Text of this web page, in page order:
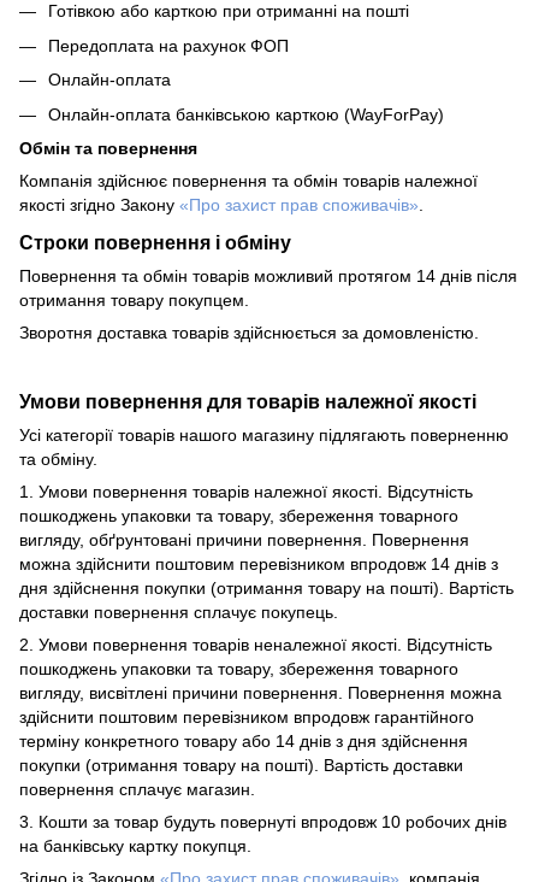
Готівкою або карткою при отриманні на пошті
Передоплата на рахунок ФОП
Онлайн-оплата
Онлайн-оплата банківською карткою (WayForPay)
Обмін та повернення
Компанія здійснює повернення та обмін товарів належної
якості згідно Закону «Про захист прав споживачів»
Строки повернення і обміну
Повернення та обмін товарів можливий протягом 14 днів після
отримання товару покупцем.
Зворотня доставка товарів здійснюється за домовленістю.
Умови повернення для товарів належної якості
Усі категорії товарів нашого магазину підлягають поверненню
та обміну.
1. Умови повернення товарів належної якості. Відсутність
пошкоджень упаковки та товару, збереження товарного
вигляду, обґрунтовані причини повернення. Повернення
можна здійснити поштовим перевізником впродовж 14 днів з
дня здійснення покупки (отримання товару на пошті). Вартість
доставки повернення сплачує покупець.
2. Умови повернення товарів неналежної якості. Відсутність
пошкоджень упаковки та товару, збереження товарного
вигляду, висвітлені причини повернення. Повернення можна
здійснити поштовим перевізником впродовж гарантійного
терміну конкретного товару або 14 днів з дня здійснення
покупки (отримання товару на пошті). Вартість доставки
повернення сплачує магазин.
3. Кошти за товар будуть повернуті впродовж 10 робочих днів
на банківську картку покупця.